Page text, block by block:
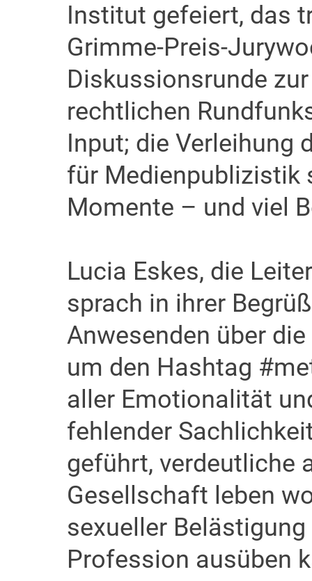
Institut gefeiert, das
Grimme-Preis-
Diskussionsrunde
rechtlichen
Input; die Verleihung
für Medienpublizistik
Momente – und viel
Lucia Eskes, die
sprach in ihrer
Anwesenden über
um den Hashtag
aller Emotionalität
fehlender
geführt, verdeutliche
Gesellschaft leben
sexueller
Profession ausüben